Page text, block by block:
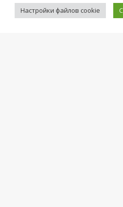
Настройки файлов cookie